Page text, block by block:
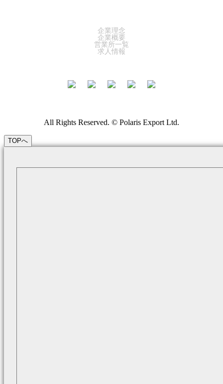
企業理念
企業概要
営業所一覧
求人情報
All Rights Reserved. © Polaris Export Ltd.
TOPへ